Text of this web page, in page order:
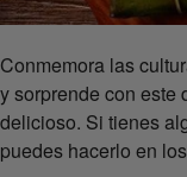
Conmemora las
y sorprende con este
delicioso. Si tienes
puedes hacerlo en